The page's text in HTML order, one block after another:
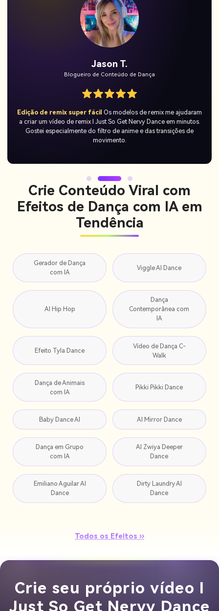
Mia K.
Criadora do YouTube Shorts
Não precisa de habilidades Apenas enviei uma foto e recebi um
vídeo hilário de I Just So Get Nervy Dance imediatamente. Foi
simples, rápido e realmente divertido de usar.
Crie Conteúdo Viral com
Efeitos de Dança com IA em
Tendência
Gerador de Dança
com IA
Viggle AI Dance
AI Hip Hop
Dança
Contemporânea com
IA
Efeito Tyla Dance
Vídeo de Dança C-
Walk
Dança de Animais
com IA
Pikki Pikki Dance
Baby Dance AI AI Mirror Dance
Dança em Grupo
com IA
AI Zwiya Deeper
Dance
Emiliano Aguilar AI
Dance
Dirty Laundry AI
Dance
Todos os Efeitos ››
Crie seu próprio vídeo I
Just So Get Nervy Dance